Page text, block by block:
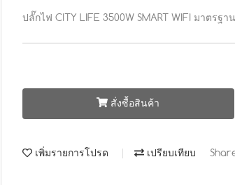
ปลั๊กไฟ CITY LIFE 3500W SMART WIFI มาตร
สั่งซื้อสินค้า
เพิ่มรายการโปรด เปรียบเทียบ